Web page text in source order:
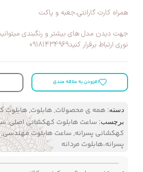
همراه کارت گارانتی،جعبه و پاکت
جهت دیدن مدل های بیشتر و رنگبندی
نوری ارتباط برقرار کنید09181434969
افزودن به علاقه مندی
دسته: همه ی محصولات, هابلوت, هابلوت
برچسب: ساعت هابلوت کهکشانی اصلی,
کهکشانی پسرانه, ساعت هابلوت مهندسی,
پسرانه،هابلوت مردانه